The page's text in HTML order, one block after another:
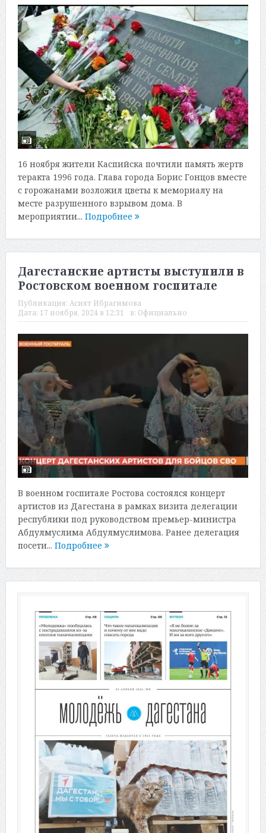
16 ноября жители Каспийска почтили память жертв
теракта 1996 года. Глава города Борис Гонцов вместе
с горожанами возложил цветы к мемориалу на
месте разрушенного взрывом дома. В
мероприятии... Подробнее
Дагестанские артисты выступили в
Ростовском военном госпитале
Публикация: Асият Ибрагимова
Дата: 17 ноября, 2024 в 12:31 в: Официально
В военном госпитале Ростова состоялся концерт
артистов из Дагестана в рамках визита делегации
республики под руководством премьер-министра
Абдулмуслима Абдулмуслимова. Ранее делегация
посети... Подробнее